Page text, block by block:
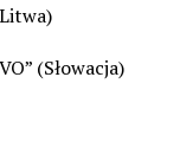
(Słowacja)